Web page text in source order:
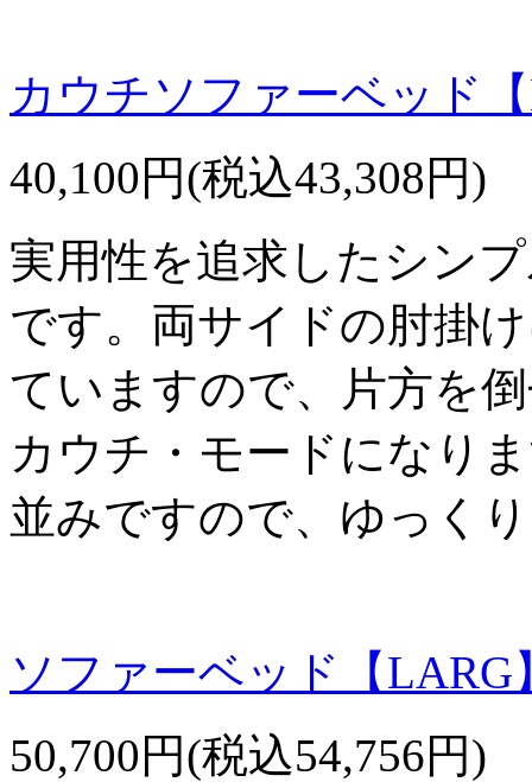
カウチソファーベッド
40,100円(税込43,308円)
実用性を追求したシン
です。両サイドの肘掛
ていますので、片方を
カウチ・モードになり
並みですので、ゆっく
ソファーベッド【LARG
50,700円(税込54,756円)